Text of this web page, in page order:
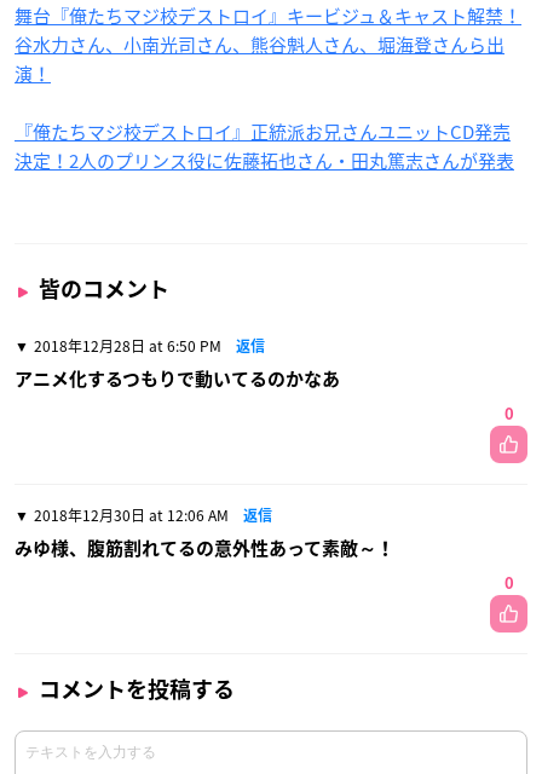
舞台『俺たちマジ校デストロイ』キービジュ＆キャスト解禁！
谷水力さん、小南光司さん、熊谷魁人さん、堀海登さんら出
演！
『俺たちマジ校デストロイ』正統派お兄さんユニットCD発売
決定！2人のプリンス役に佐藤拓也さん・田丸篤志さんが発表
皆のコメント
2018年12月28日 at 6:50 PM 返信
アニメ化するつもりで動いてるのかなあ
0
2018年12月30日 at 12:06 AM 返信
みゆ様、腹筋割れてるの意外性あって素敵～！
0
コメントを投稿する